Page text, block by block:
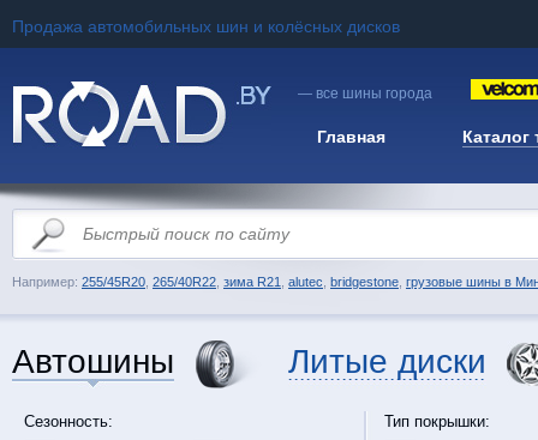
Продажа автомобильных шин и колёсных дисков
— все шины города
Главная Каталог
Например: 255/45R20 265/40R22 зима R21 alutec bridgestone грузовые шины в
Автошины Литые диски
Сезонность:
Тип покрышки: